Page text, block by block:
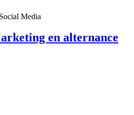
Media
en alternance